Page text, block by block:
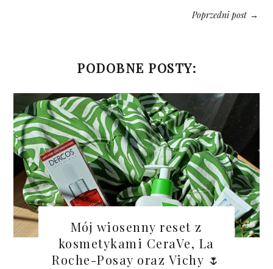
Poprzedni post→
PODOBNE POSTY:
Mój wiosenny reset z
kosmetykami CeraVe, La
Roche-Posay oraz Vichy 🌷